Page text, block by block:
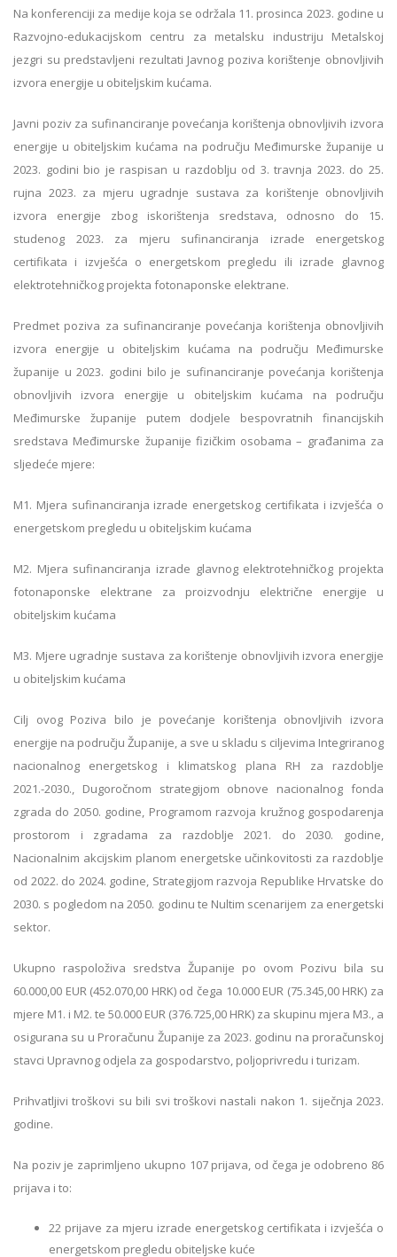
Na konferenciji za medije koja se održala 11. prosinca 2023. godine u
Razvojno-edukacijskom centru za metalsku industriju Metalskoj
jezgri su predstavljeni rezultati Javnog poziva korištenje obnovljivih
izvora energije u obiteljskim kućama.
Javni poziv za sufinanciranje povećanja korištenja obnovljivih izvora
energije u obiteljskim kućama na području Međimurske županije u
2023. godini bio je raspisan u razdoblju od 3. travnja 2023. do 25.
rujna 2023. za mjeru ugradnje sustava za korištenje obnovljivih
izvora energije zbog iskorištenja sredstava, odnosno do 15.
studenog 2023. za mjeru sufinanciranja izrade energetskog
certifikata i izvješća o energetskom pregledu ili izrade glavnog
elektrotehničkog projekta fotonaponske elektrane.
Predmet poziva za sufinanciranje povećanja korištenja obnovljivih
izvora energije u obiteljskim kućama na području Međimurske
županije u 2023. godini bilo je sufinanciranje povećanja korištenja
obnovljivih izvora energije u obiteljskim kućama na području
Međimurske županije putem dodjele bespovratnih financijskih
sredstava Međimurske županije fizičkim osobama – građanima za
sljedeće mjere:
M1. Mjera sufinanciranja izrade energetskog certifikata i izvješća o
energetskom pregledu u obiteljskim kućama
M2. Mjera sufinanciranja izrade glavnog elektrotehničkog projekta
fotonaponske elektrane za proizvodnju električne energije u
obiteljskim kućama
M3. Mjere ugradnje sustava za korištenje obnovljivih izvora energije
u obiteljskim kućama
Cilj ovog Poziva bilo je povećanje korištenja obnovljivih izvora
energije na području Županije, a sve u skladu s ciljevima Integriranog
nacionalnog energetskog i klimatskog plana RH za razdoblje
2021.-2030., Dugoročnom strategijom obnove nacionalnog fonda
zgrada do 2050. godine, Programom razvoja kružnog gospodarenja
prostorom i zgradama za razdoblje 2021. do 2030. godine,
Nacionalnim akcijskim planom energetske učinkovitosti za razdoblje
od 2022. do 2024. godine, Strategijom razvoja Republike Hrvatske do
2030. s pogledom na 2050. godinu te Nultim scenarijem za energetski
sektor.
Ukupno raspoloživa sredstva Županije po ovom Pozivu bila su
60.000,00 EUR (452.070,00 HRK) od čega 10.000 EUR (75.345,00 HRK) za
mjere M1. i M2. te 50.000 EUR (376.725,00 HRK) za skupinu mjera M3., a
osigurana su u Proračunu Županije za 2023. godinu na proračunskoj
stavci Upravnog odjela za gospodarstvo, poljoprivredu i turizam.
Prihvatljivi troškovi su bili svi troškovi nastali nakon 1. siječnja 2023.
godine.
Na poziv je zaprimljeno ukupno 107 prijava, od čega je odobreno 86
prijava i to:
22 prijave za mjeru izrade energetskog certifikata i izvješća o
energetskom pregledu obiteljske kuće